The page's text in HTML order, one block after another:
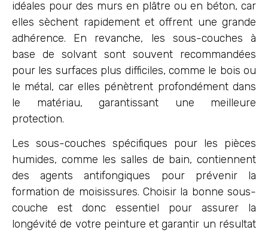
idéales pour des murs en plâtre ou en béton, car
elles sèchent rapidement et offrent une grande
adhérence. En revanche, les sous-couches à
base de solvant sont souvent recommandées
pour les surfaces plus difficiles, comme le bois ou
le métal, car elles pénètrent profondément dans
le matériau, garantissant une meilleure
protection.
Les sous-couches spécifiques pour les pièces
humides, comme les salles de bain, contiennent
des agents antifongiques pour prévenir la
formation de moisissures. Choisir la bonne sous-
couche est donc essentiel pour assurer la
longévité de votre peinture et garantir un résultat